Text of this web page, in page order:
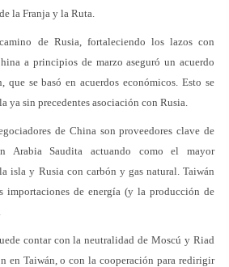
la Franja y la Ruta.
de Rusia, fortaleciendo los lazos con
a principios de marzo aseguró un acuerdo
que se basó en acuerdos económicos. Esto se
ya sin precedentes asociación con Rusia.
de China son proveedores clave de
Arabia Saudita actuando como el mayor
isla y Rusia con carbón y gas natural. Taiwán
importaciones de energía (y la producción de
contar con la neutralidad de Moscú y Riad
en Taiwán, o con la cooperación para redirigir